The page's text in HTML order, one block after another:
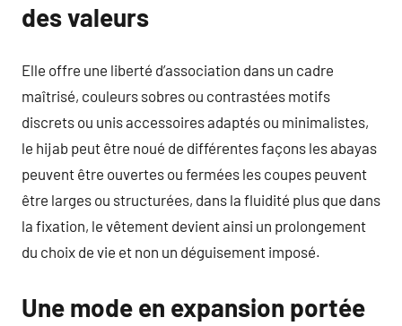
des valeurs
Elle offre une liberté d’association dans un cadre
maîtrisé, couleurs sobres ou contrastées motifs
discrets ou unis accessoires adaptés ou minimalistes,
le hijab peut être noué de différentes façons les abayas
peuvent être ouvertes ou fermées les coupes peuvent
être larges ou structurées, dans la fluidité plus que dans
la fixation, le vêtement devient ainsi un prolongement
du choix de vie et non un déguisement imposé.
Une mode en expansion portée